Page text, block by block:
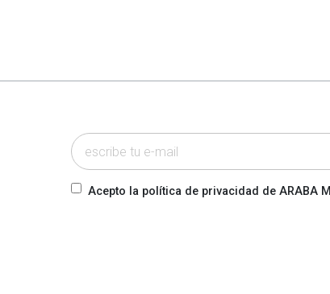
Acepto la política de privacidad de ARABA